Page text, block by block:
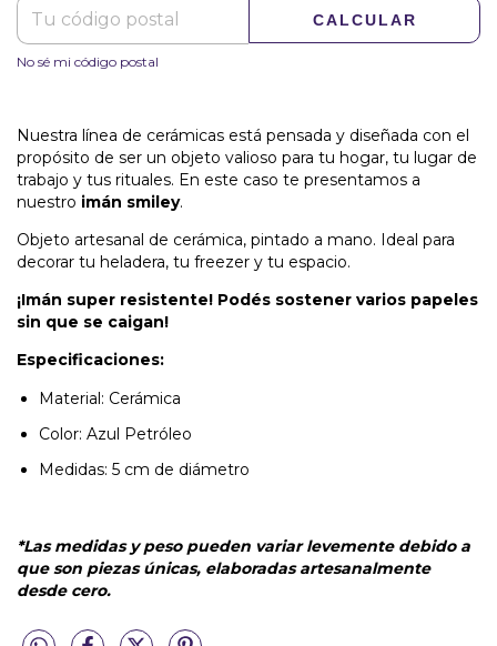
CALCULAR
No sé mi código postal
Nuestra línea de cerámicas está pensada y diseñada con el
propósito de ser un objeto valioso para tu hogar, tu lugar de
trabajo y tus rituales. En este caso te presentamos a
nuestro imán smiley.
Objeto artesanal de cerámica, pintado a mano. Ideal para
decorar tu heladera, tu freezer y tu espacio.
¡Imán super resistente! Podés sostener varios papeles
sin que se caigan!
Especificaciones:
Material: Cerámica
Color: Azul Petróleo
Medidas: 5 cm de diámetro
*Las medidas y peso pueden variar levemente debido a
que son piezas únicas, elaboradas artesanalmente
desde cero.